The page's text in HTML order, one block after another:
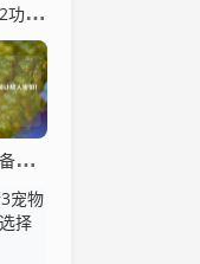
植物大战僵尸2功夫世界难不难？老玩家分享通关技巧！
屠夫出什么装备厉害？这几个出装让敌人害怕！